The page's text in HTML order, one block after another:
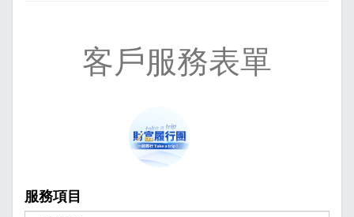
客戶服務表單
服務項目